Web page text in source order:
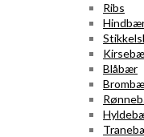
Ribs
Blåbær